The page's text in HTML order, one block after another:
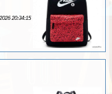
20:34:15